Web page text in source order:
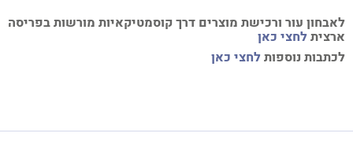
בחון עור ורכישת מוצרים דרך קוסמטיקאיות מורשות בפריסה
לחצי כאן
נוספותלחצי כאן